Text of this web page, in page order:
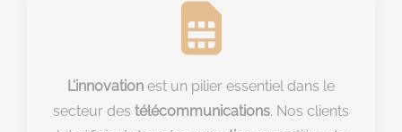

L’innovation est un pilier essentiel dans le
secteur des télécommunications. Nos clients